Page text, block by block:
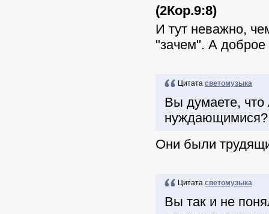
(2Кор.9:8)
И тут неважно,
"зачем". А доброе
Цитата светомузыка
Вы думаете,
нуждающимися?
Они были
Цитата светомузыка
Вы так и не